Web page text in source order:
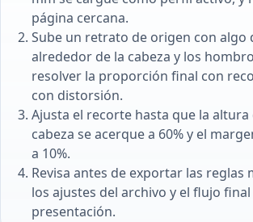
página cercana.
Sube un retrato de origen con algo
alrededor de la cabeza y los
resolver la proporción final con
con distorsión.
Ajusta el recorte hasta que la altura
cabeza se acerque a 60% y el
a 10%.
Revisa antes de exportar las reglas
los ajustes del archivo y el flujo
presentación.